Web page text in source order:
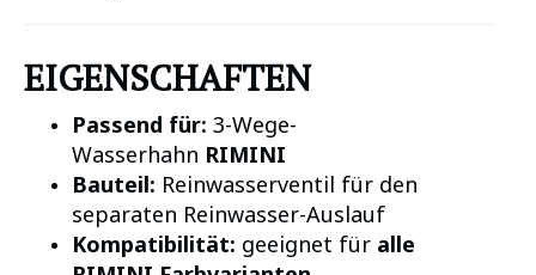
EIGENSCHAFTEN
Passend für: 3-Wege-
Wasserhahn RIMINI
Bauteil: Reinwasserventil für den
separaten Reinwasser-Auslauf
Kompatibilität: geeignet für alle